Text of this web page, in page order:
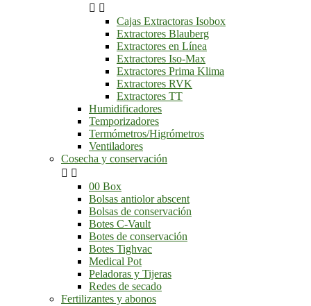
 
Cajas Extractoras Isobox
Extractores Blauberg
Extractores en Línea
Extractores Iso-Max
Extractores Prima Klima
Extractores RVK
Extractores TT
Humidificadores
Temporizadores
Termómetros/Higrómetros
Ventiladores
Cosecha y conservación
 
00 Box
Bolsas antiolor abscent
Bolsas de conservación
Botes C-Vault
Botes de conservación
Botes Tighvac
Medical Pot
Peladoras y Tijeras
Redes de secado
Fertilizantes y abonos